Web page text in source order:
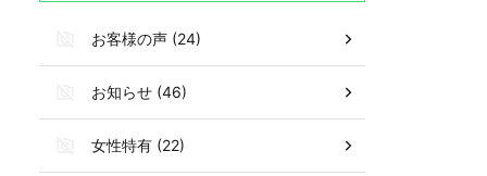
お客様の声 (24)
お知らせ (46)
女性特有 (22)